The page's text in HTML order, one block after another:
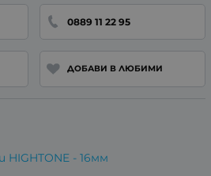
0889 11 22 95
ДОБАВИ В ЛЮБИМИ
HIGHTONE - 16мм